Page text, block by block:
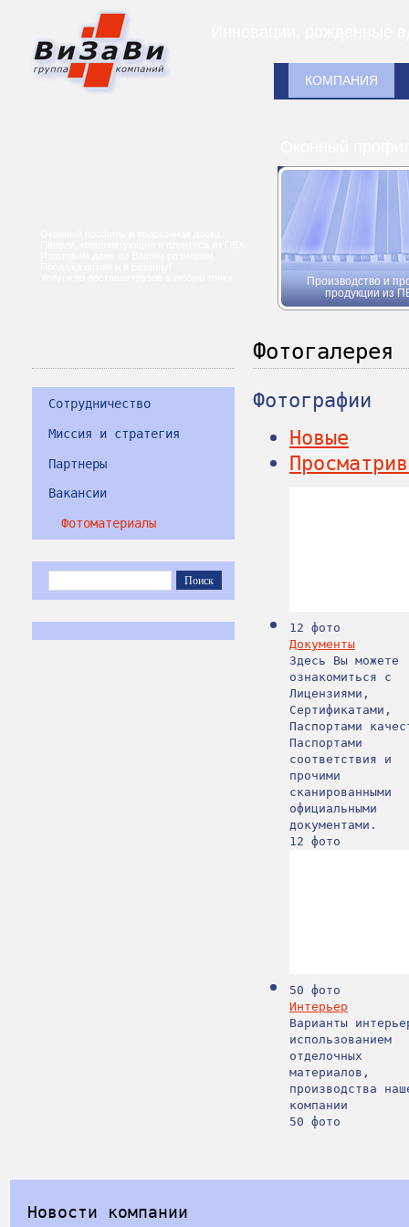
КОМПАНИЯ
Производство и
продукции из
Фотогалерея
Сотрудничество
Миссия и стратегия
Партнеры
Вакансии
Фотоматериалы
Фотографии
Новые
12 фото
Докум­енты
Здесь Вы можете
ознакомиться с
Лицензиями,
Сертификатами,
Паспортами
Паспортами
соответствия и
прочими
сканированными
официальными
документами.
12 фото
50 фото
Интер­ьер
Варианты
использованием
отделочных
материалов,
производства
компании
50 фото
Новости компании